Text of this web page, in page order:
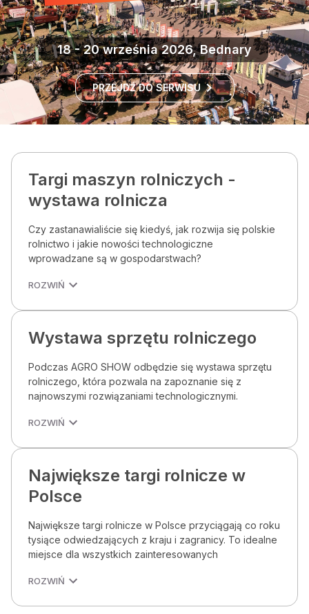
18 - 20 września 2026, Bednary
PRZEJDŹ DO SERWISU
Targi maszyn rolniczych -
wystawa rolnicza
Czy zastanawialiście się kiedyś, jak rozwija się polskie
rolnictwo i jakie nowości technologiczne
wprowadzane są w gospodarstwach?
ROZWIŃ
Wystawa sprzętu rolniczego
Podczas AGRO SHOW odbędzie się wystawa sprzętu
rolniczego, która pozwala na zapoznanie się z
najnowszymi rozwiązaniami technologicznymi.
ROZWIŃ
Największe targi rolnicze w
Polsce
Największe targi rolnicze w Polsce przyciągają co roku
tysiące odwiedzających z kraju i zagranicy. To idealne
miejsce dla wszystkich zainteresowanych
ROZWIŃ